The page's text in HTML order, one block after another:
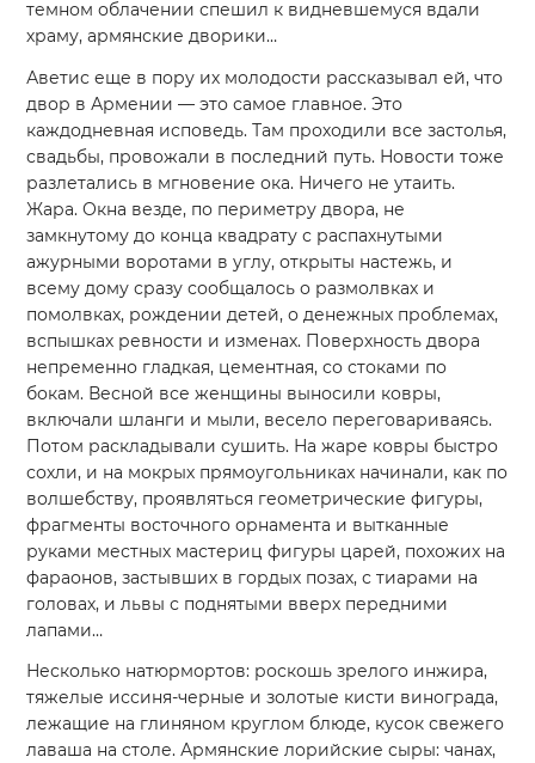
темном облачении спешил к видневшемуся вдали
храму, армянские дворики…
Аветис еще в пору их молодости рассказывал ей, что
двор в Армении — это самое главное. Это
каждодневная исповедь. Там проходили все застолья,
свадьбы, провожали в последний путь. Новости тоже
разлетались в мгновение ока. Ничего не утаить.
Жара. Окна везде, по периметру двора, не
замкнутому до конца квадрату с распахнутыми
ажурными воротами в углу, открыты настежь, и
всему дому сразу сообщалось о размолвках и
помолвках, рождении детей, о денежных проблемах,
вспышках ревности и изменах. Поверхность двора
непременно гладкая, цементная, со стоками по
бокам. Весной все женщины выносили ковры,
включали шланги и мыли, весело переговариваясь.
Потом раскладывали сушить. На жаре ковры быстро
сохли, и на мокрых прямоугольниках начинали, как по
волшебству, проявляться геометрические фигуры,
фрагменты восточного орнамента и вытканные
руками местных мастериц фигуры царей, похожих на
фараонов, застывших в гордых позах, с тиарами на
головах, и львы с поднятыми вверх передними
лапами…
Несколько натюрмортов: роскошь зрелого инжира,
тяжелые иссиня-черные и золотые кисти винограда,
лежащие на глиняном круглом блюде, кусок свежего
лаваша на столе. Армянские лорийские сыры: чанах,